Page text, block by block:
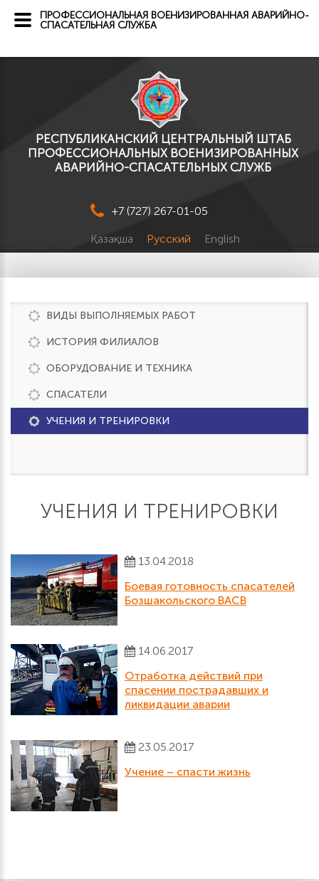
РЕСПУБЛИКАНСКИЙ ЦЕНТРАЛЬНЫЙ ШТАБ
ПРОФЕССИОНАЛЬНЫХ ВОЕНИЗИРОВАННЫХ
АВАРИЙНО-СПАСАТЕЛЬНЫХ СЛУЖБ
+7 (727) 267-01-05
Қазақша Русский English
ВИДЫ ВЫПОЛНЯЕМЫХ РАБОТ
ИСТОРИЯ ФИЛИАЛОВ
ОБОРУДОВАНИЕ И ТЕХНИКА
СПАСАТЕЛИ
УЧЕНИЯ И ТРЕНИРОВКИ
УЧЕНИЯ И ТРЕНИРОВКИ
13.04.2018
Боевая готовность спасателей
Бозшакольского ВАСВ
14.06.2017
Отработка действий при
спасении пострадавших и
ликвидации аварии
23.05.2017
Учение – спасти жизнь
ПРОФЕССИОНАЛЬНАЯ ВОЕНИЗИРОВАННАЯ АВАРИЙНО-
СПАСАТЕЛЬНАЯ СЛУЖБА